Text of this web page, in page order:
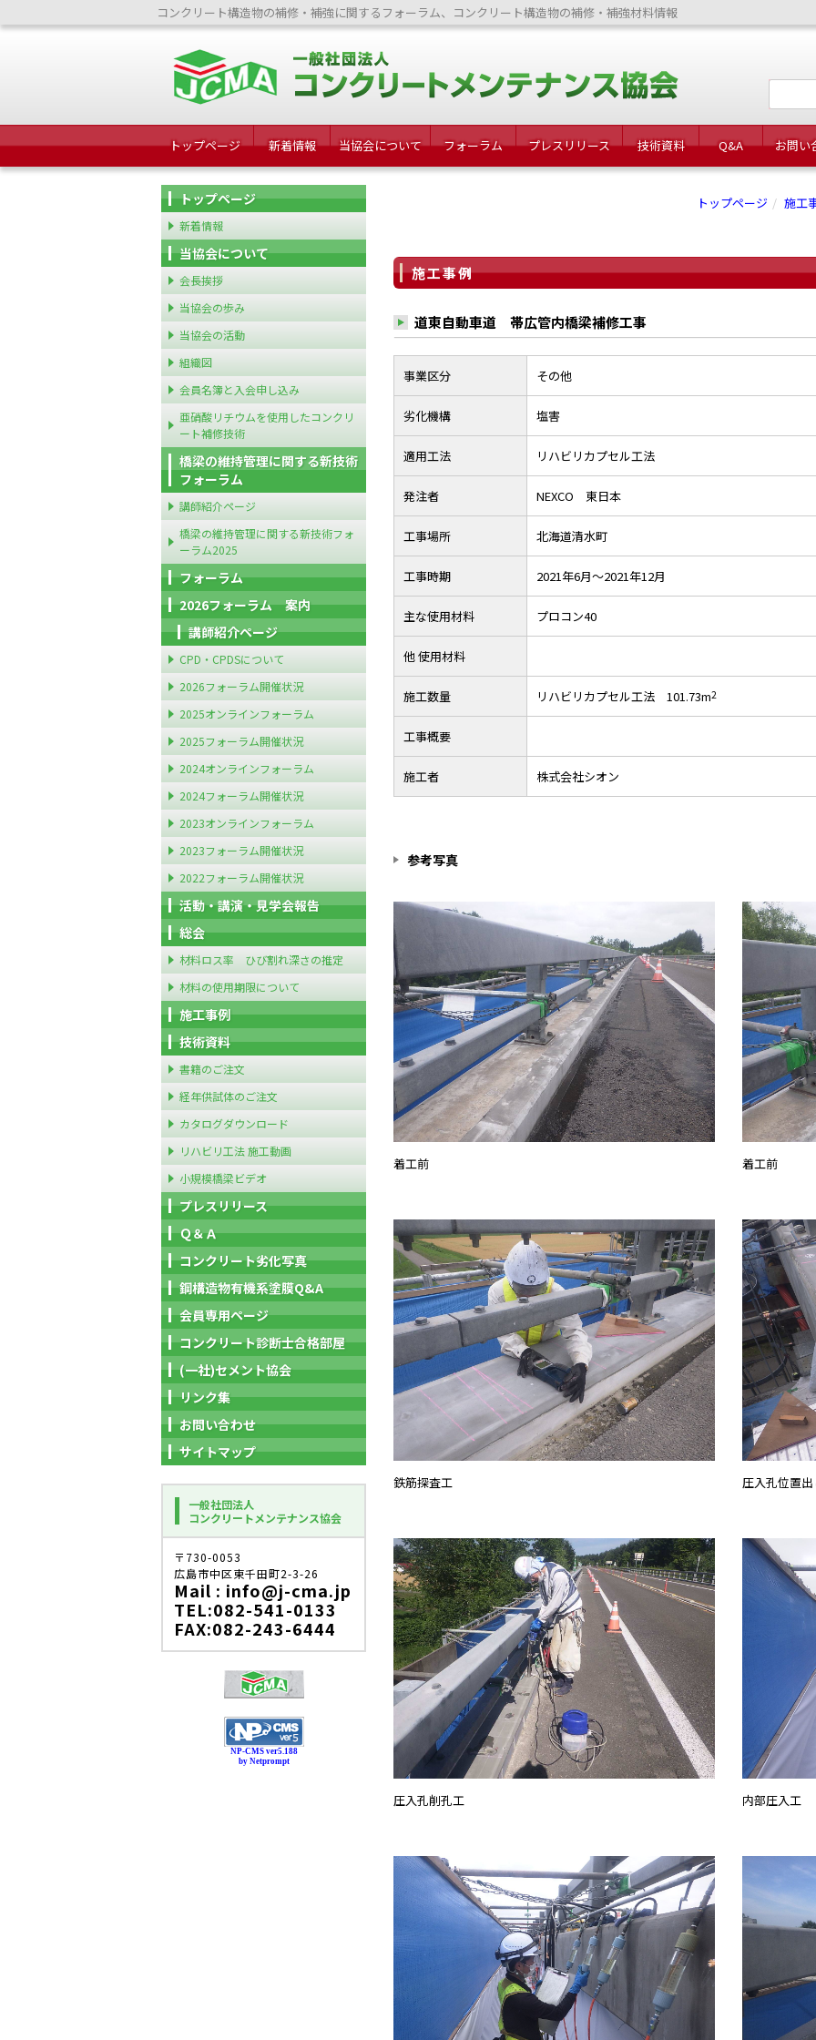
コンクリート構造物の補修・補強に関するフォーラム、コンクリート構造物の補修・補強材料情報
トップページ 新着情報 当協会について フォーラム プレスリリース 技術資料 Q&A お問い
トップページ 施工
施工事例
道東自動車道 帯広管内橋梁補修工事
事業区分 その他
劣化機構 塩害
適用工法 リハビリカプセル工法
発注者 NEXCO 東日本
工事場所 北海道清水町
工事時期 2021年6月～2021年12月
主な使用材料 プロコン40
他 使用材料
施工数量 リハビリカプセル工法 101.73m2
工事概要
施工者 株式会社シオン
参考写真
着工前 着工前
鉄筋探査工 圧入孔位置
圧入孔削孔工 内部圧入工
トップページ
新着情報
当協会について
会長挨拶
当協会の歩み
当協会の活動
組織図
会員名簿と入会申し込み
亜硝酸リチウムを使用したコンクリ
ート補修技術
橋梁の維持管理に関する新技術
フォーラム
講師紹介ページ
橋梁の維持管理に関する新技術フォ
ーラム2025
フォーラム
2026フォーラム 案内
講師紹介ページ
CPD・CPDSについて
2026フォーラム開催状況
2025オンラインフォーラム
2025フォーラム開催状況
2024オンラインフォーラム
2024フォーラム開催状況
2023オンラインフォーラム
2023フォーラム開催状況
2022フォーラム開催状況
活動・講演・見学会報告
総会
材料ロス率 ひび割れ深さの推定
材料の使用期限について
施工事例
技術資料
書籍のご注文
経年供試体のご注文
カタログダウンロード
リハビリ工法 施工動画
小規模橋梁ビデオ
プレスリリース
Ｑ＆Ａ
コンクリート劣化写真
鋼構造物有機系塗膜Q&A
会員専用ページ
コンクリート診断士合格部屋
(一社)セメント協会
リンク集
お問い合わせ
サイトマップ
一般社団法人
コンクリートメンテナンス協会
〒730-0053
広島市中区東千田町2-3-26
Mail : info@j-cma.jp
TEL:082-541-0133
FAX:082-243-6444
NP-CMS ver5.188
by Netprompt